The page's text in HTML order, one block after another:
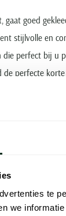
te
we
gaat goed
stijlvolle en
perfect bij u
perfecte korte